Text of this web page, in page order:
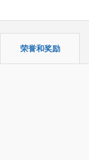
荣誉和奖励